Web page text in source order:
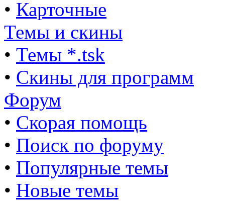
• Карточные
Темы и скины
• Темы *.tsk
• Скины для программ
Форум
• Скорая помощь
• Поиск по форуму
• Популярные темы
• Новые темы